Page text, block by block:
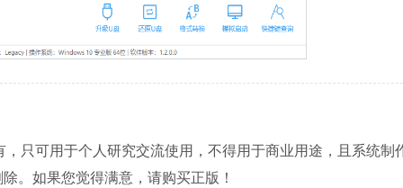
只可用于个人研究交流使用，不得用于商业用途，且系统制
。如果您觉得满意，请购买正版！